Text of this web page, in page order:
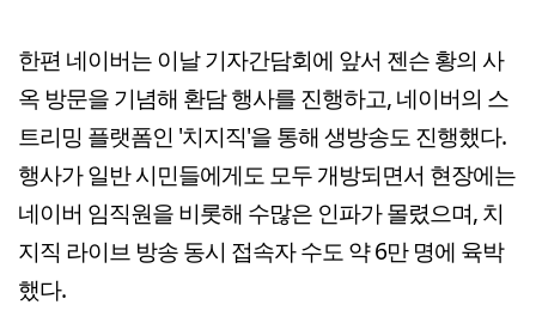
한편 네이버는 이날 기자간담회에 앞서 젠슨 황의 사
옥 방문을 기념해 환담 행사를 진행하고, 네이버의 스
트리밍 플랫폼인 '치지직'을 통해 생방송도 진행했다.
행사가 일반 시민들에게도 모두 개방되면서 현장에는
네이버 임직원을 비롯해 수많은 인파가 몰렸으며, 치
지직 라이브 방송 동시 접속자 수도 약 6만 명에 육박
했다.